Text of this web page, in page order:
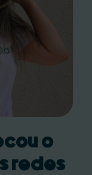
o
redes